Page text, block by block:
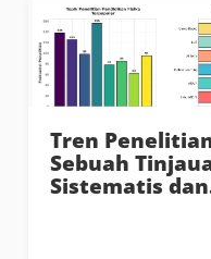
Tren
Sebuah
Sistematis